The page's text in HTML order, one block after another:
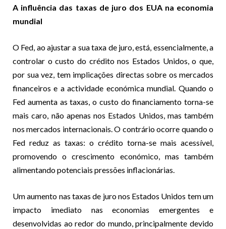
A influência das taxas de juro dos EUA na economia
mundial
O Fed, ao ajustar a sua taxa de juro, está, essencialmente, a
controlar o custo do crédito nos Estados Unidos, o que,
por sua vez, tem implicações directas sobre os mercados
financeiros e a actividade económica mundial. Quando o
Fed aumenta as taxas, o custo do financiamento torna-se
mais caro, não apenas nos Estados Unidos, mas também
nos mercados internacionais. O contrário ocorre quando o
Fed reduz as taxas: o crédito torna-se mais acessível,
promovendo o crescimento económico, mas também
alimentando potenciais pressões inflacionárias.
Um aumento nas taxas de juro nos Estados Unidos tem um
impacto imediato nas economias emergentes e
desenvolvidas ao redor do mundo, principalmente devido